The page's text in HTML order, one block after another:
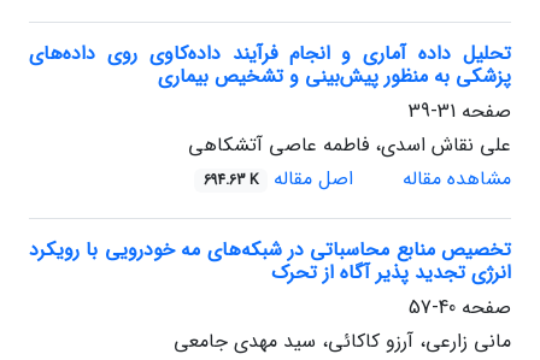
تحلیل داده آماری و انجام فرآیند داده‌کاوی روی داده‌های
پزشکی به منظور پیش‌بینی و تشخیص بیماری
صفحه 31-39
علی نقاش اسدی، فاطمه عاصی آتشکاهی
مشاهده مقاله
اصل مقاله 694.63 K
تخصیص منابع محاسباتی در شبکه‌های مه خودرویی با رویکرد
انرژی تجدید پذیر آگاه از تحرک
صفحه 40-57
مانی زارعی، آرزو کاکائی، سید مهدی جامعی